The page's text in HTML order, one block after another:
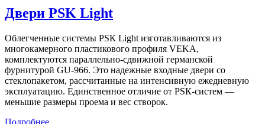
Двери PSK Light
Облегченные системы PSК Light изготавливаются из
многокамерного пластикового профиля VEKA,
комплектуются параллельно-сдвижной германской
фурнитурой GU-966. Это надежные входные двери со
стеклопакетом, рассчитанные на интенсивную ежедневную
эксплуатацию. Единственное отличие от PSК-систем —
меньшие размеры проема и вес створок.
Подробнее